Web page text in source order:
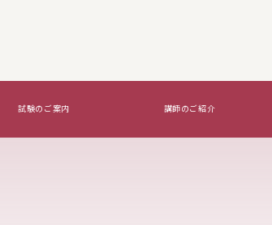
試験のご案内 講師のご紹介